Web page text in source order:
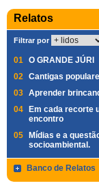
Relatos
Filtrar por
01 O GRANDE JÚRI
02 Cantigas
03 Aprender
04
Em cada recorte
encontro
05
Mídias e a
socioambiental.
Banco de Relatos